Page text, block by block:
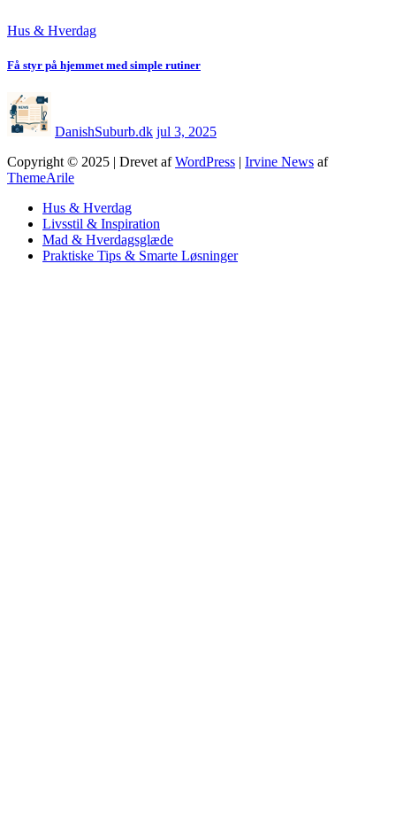
Hus & Hverdag
Få styr på hjemmet med simple rutiner
DanishSuburb.dk jul 3, 2025
Copyright © 2025 | Drevet afWordPress | Irvine News af
ThemeArile
Hus & Hverdag
Livsstil & Inspiration
Mad & Hverdagsglæde
Praktiske Tips & Smarte Løsninger